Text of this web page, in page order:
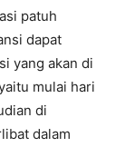
patuh
dapat
yang akan di
mulai hari
di
dalam